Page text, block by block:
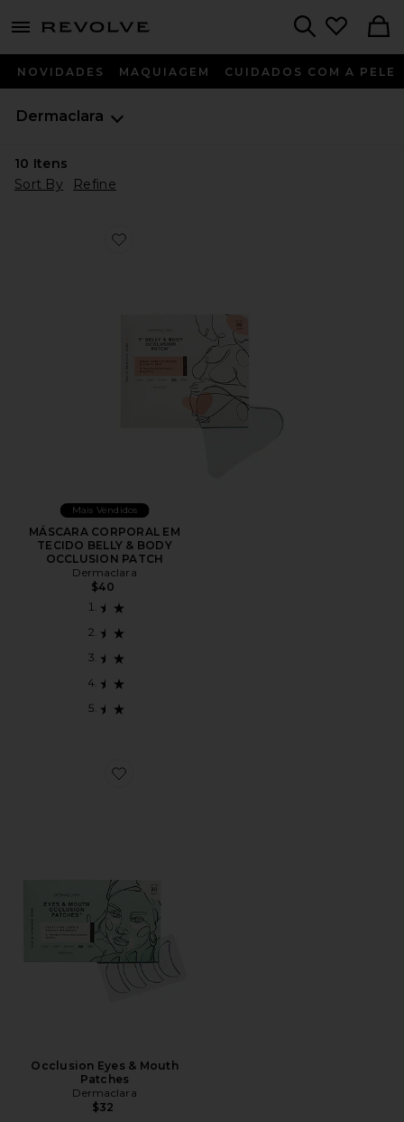
menu - shows more content
NOVIDADES MAQUIAGEM CUIDADOS COM A PELE
Dermaclara
10 Itens
Sort By
Refine
Favorite MÁSCARA CORPORAL EM TECIDO BELLY
Mais Vendidos
MÁSCARA CORPORAL EM
TECIDO BELLY & BODY
OCCLUSION PATCH
Dermaclara
$40
Favorite Occlusion Eyes & Mouth Patches
Occlusion Eyes & Mouth
Patches
Dermaclara
$32